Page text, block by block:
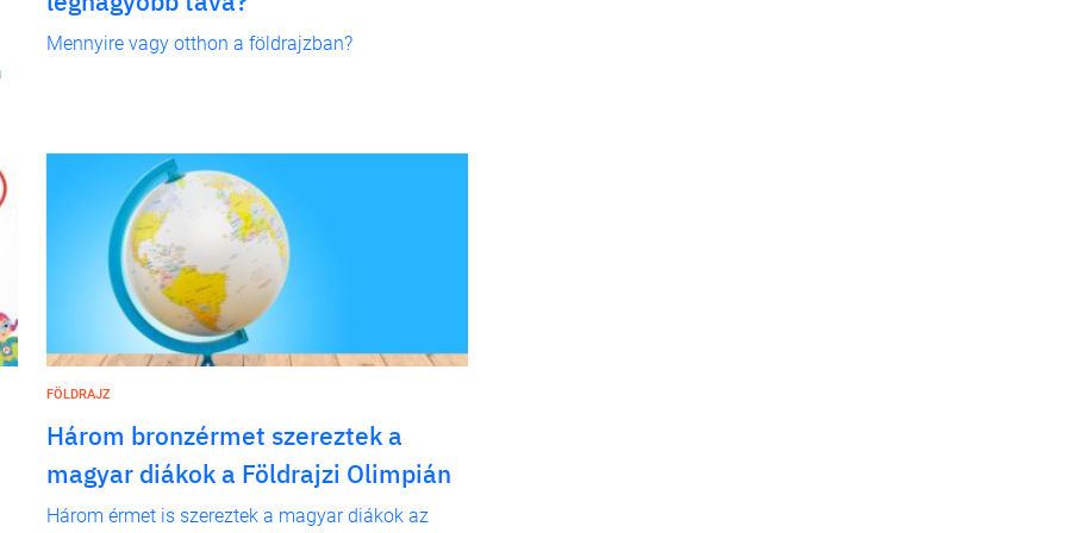
Mennyire vagy otthon a földrajzban?
FÖLDRAJZ
Három bronzérmet szereztek a
magyar diákok a Földrajzi Olimpián
Három érmet is szereztek a magyar diákok az